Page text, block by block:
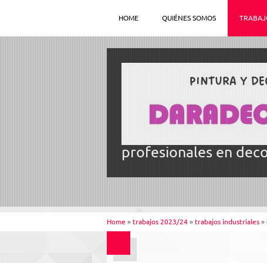
profesionales en
HOME QUIÉNES SOMOS
Home » trabajos 2023/24 » trabajos industriales »